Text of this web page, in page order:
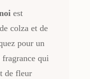
est
colza et de
pour un
qui
de fleur